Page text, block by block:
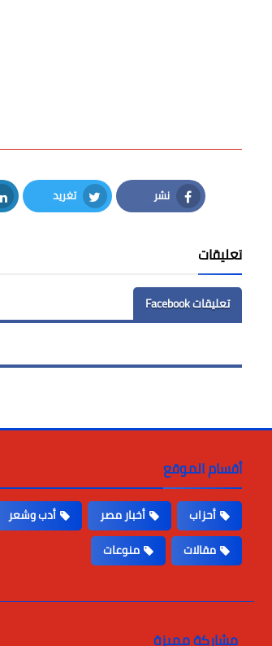
نشر
Facebook
تغريد
Twitter
تعليقات
تعليقات Facebook
أقسام الموقع
أحزاب أخبار مصر أدب وشعر
مقالات
منوعات
مشاركة مميزة